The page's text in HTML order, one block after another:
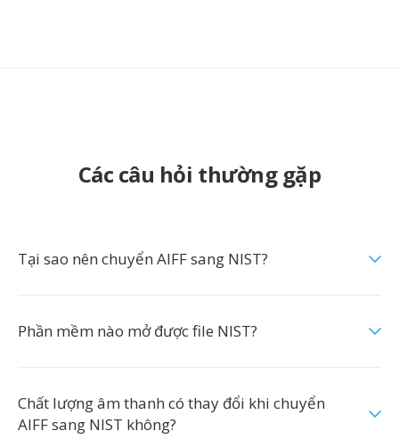
Các câu hỏi thường gặp
Tại sao nên chuyển AIFF sang NIST?
Phần mềm nào mở được file NIST?
Chất lượng âm thanh có thay đổi khi chuyển
AIFF sang NIST không?